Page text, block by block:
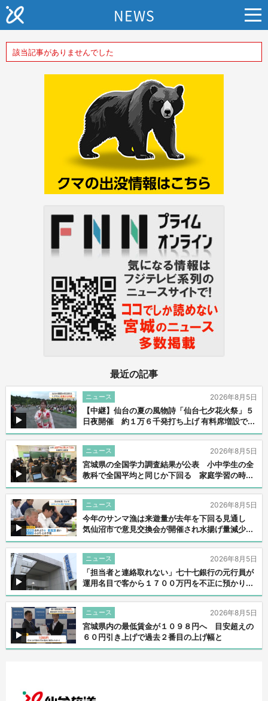
NEWS
該当記事がありませんでした
最近の記事
ニュース
【中継】仙台の夏の風物詩「仙台七夕花火祭」５
日夜開催 約１万６千発打ち上げ 有料席増設で...
2026年8月5日
ニュース
宮城県の全国学力調査結果が公表 小中学生の全
教科で全国平均と同じか下回る 家庭学習の時...
2026年8月5日
ニュース
今年のサンマ漁は来遊量が去年を下回る見通し
気仙沼市で意見交換会が開催され水揚げ量減少...
2026年8月5日
ニュース
「担当者と連絡取れない」七十七銀行の元行員が
運用名目で客から１７００万円を不正に預かり...
2026年8月5日
ニュース
宮城県内の最低賃金が１０９８円へ 目安超えの
６０円引き上げで過去２番目の上げ幅と
2026年8月5日